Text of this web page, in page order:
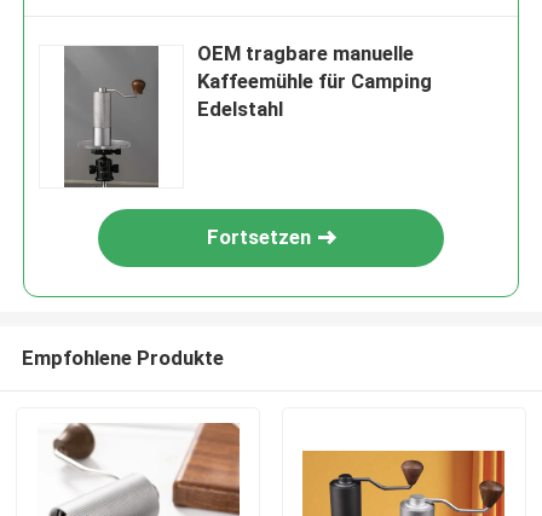
OEM tragbare manuelle
Kaffeemühle für Camping
Edelstahl
Fortsetzen
Empfohlene Produkte